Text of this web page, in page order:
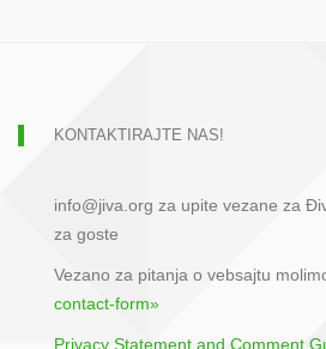
KONTAKTIRAJTE NAS!
info@jiva.org za upite vezane za
za goste
Vezano za pitanja o vebsajtu
contact-form»
Privacy Statement and Comment